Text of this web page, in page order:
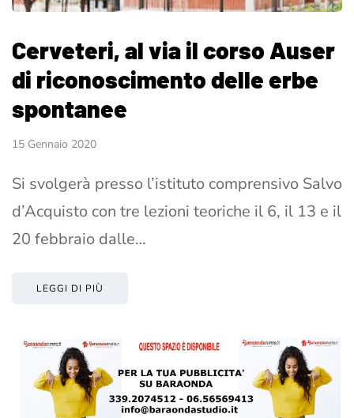
Cerveteri, al via il corso Auser
di riconoscimento delle erbe
spontanee
15 Gennaio 2020
Si svolgerà presso l’istituto comprensivo Salvo
d’Acquisto con tre lezioni teoriche il 6, il 13 e il
20 febbraio dalle…
LEGGI DI PIÙ